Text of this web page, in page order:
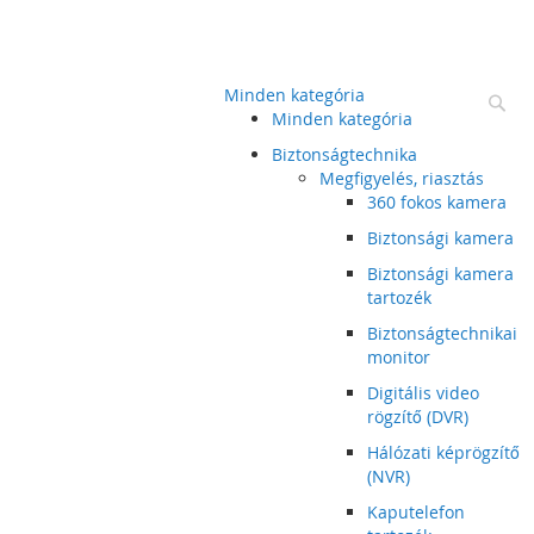
Minden kategória
Minden kategória
Biztonságtechnika
Megfigyelés, riasztás
360 fokos kamera
Biztonsági kamera
Biztonsági kamera
tartozék
Biztonságtechnikai
monitor
Digitális video
rögzítő (DVR)
Hálózati képrögzítő
(NVR)
Kaputelefon